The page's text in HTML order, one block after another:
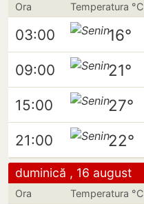
Ora Temperatura °C
03:00 16°
09:00 21°
15:00 27°
21:00 22°
duminică , 16 august
Ora Temperatura °C